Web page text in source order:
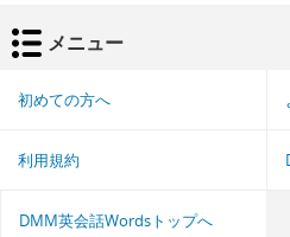
メニュー
初めての方へ
利用規約
DMM英会話Wordsトップへ